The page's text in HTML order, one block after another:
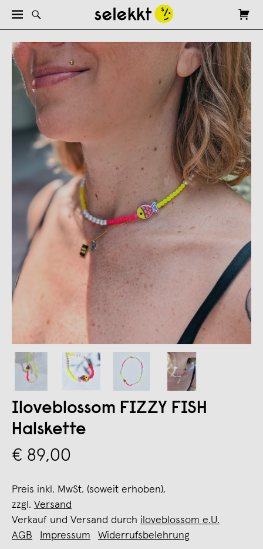
Iloveblossom FIZZY FISH
Halskette
€ 89,00
Preis inkl. MwSt. (soweit erhoben),
zzgl. Versand
Verkauf und Versand durch iloveblossom e.U.
AGB
Impressum Widerrufsbelehrung